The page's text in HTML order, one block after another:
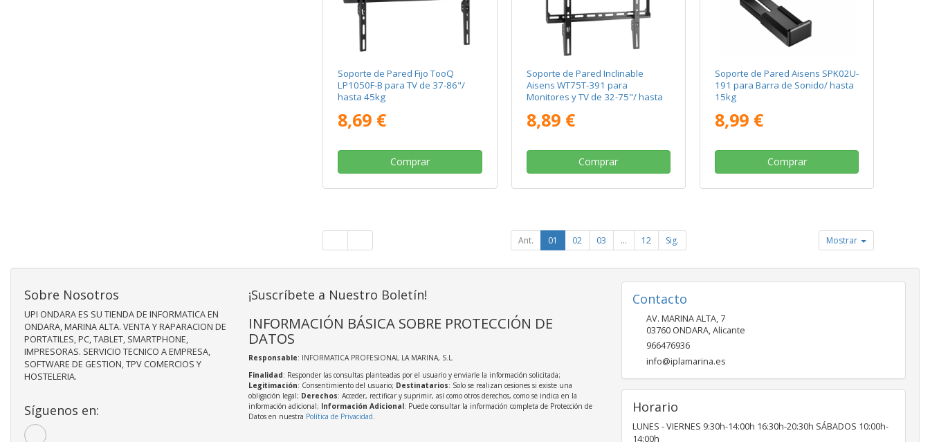
Soporte de Pared Fijo TooQ
LP1050F-B para TV de 37-86"/
hasta 45kg
8,69 €
Comprar
Soporte de Pared Inclinable
Aisens WT75T-391 para
Monitores y TV de 32-75"/ hasta
8,89 €
Comprar
Soporte de Pared Aisens SPK02U-
191 para Barra de Sonido/ hasta
15kg
8,99 €
Comprar
Ant. 01 02 03 ... 12 Sig. Mostrar
Sobre Nosotros
UPI ONDARA ES SU TIENDA DE INFORMATICA EN
ONDARA, MARINA ALTA. VENTA Y RAPARACION DE
PORTATILES, PC, TABLET, SMARTPHONE,
IMPRESORAS. SERVICIO TECNICO A EMPRESA,
SOFTWARE DE GESTION, TPV COMERCIOS Y
HOSTELERIA.
Síguenos en:
¡Suscríbete a Nuestro Boletín!
INFORMACIÓN BÁSICA SOBRE PROTECCIÓN DE
DATOS
Responsable: INFORMATICA PROFESIONAL LA MARINA, S.L.
Finalidad: Responder las consultas planteadas por el usuario y enviarle la información solicitada;
Legitimación: Consentimiento del usuario; Destinatarios: Solo se realizan cesiones si existe una
obligación legal; Derechos: Acceder, rectificar y suprimir, así como otros derechos, como se indica en la
información adicional; Información Adicional: Puede consultar la información completa de Protección de
Datos en nuestra Política de Privacidad.
Contacto
AV. MARINA ALTA, 7
03760 ONDARA,Alicante
966476936
info@iplamarina.es
Horario
LUNES - VIERNES 9:30h-14:00h 16:30h-20:30h SÁBADOS 10:00h-
14:00h